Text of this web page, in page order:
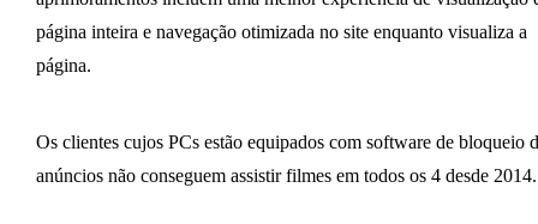
página inteira e navegação otimizada no site enquanto visualiza a
página.
Os clientes cujos PCs estão equipados com software de bloqueio
anúncios não conseguem assistir filmes em todos os 4 desde 2014.